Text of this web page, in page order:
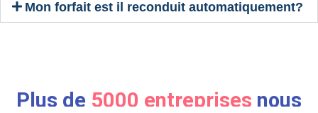
Mon forfait est il reconduit automatiquement?
Plus de 5000 entreprises nous